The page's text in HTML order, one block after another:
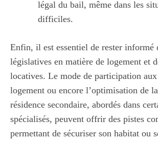
légal du bail, même dans les
difficiles.
Enfin, il est essentiel de rester informé
législatives en matière de logement et
locatives. Le mode de participation
logement ou encore l’optimisation de
résidence secondaire, abordés dans
spécialisés, peuvent offrir des pistes
permettant de sécuriser son habitat ou